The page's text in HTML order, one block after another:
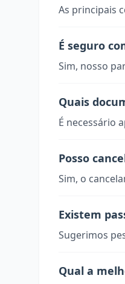
As principais
É seguro
Sim, nosso
Quais
É necessário
Posso
Sim, o
Existem
Sugerimos
Qual a